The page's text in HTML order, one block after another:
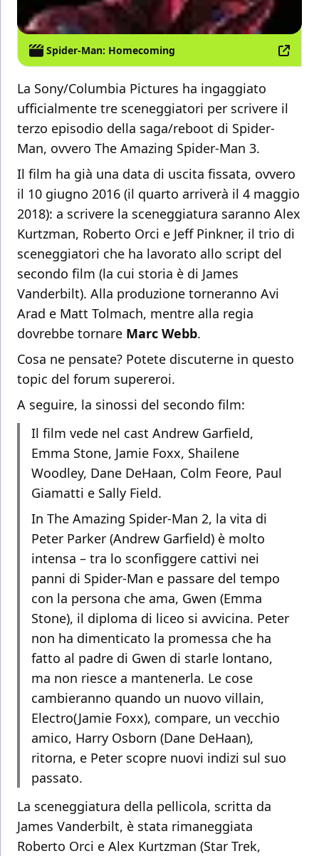
Spider-Man: Homecoming
La Sony/Columbia Pictures ha ingaggiato
ufficialmente tre sceneggiatori per scrivere il
terzo episodio della saga/reboot di Spider-
Man, ovvero The Amazing Spider-Man 3.
Il film ha già una data di uscita fissata, ovvero
il 10 giugno 2016 (il quarto arriverà il 4 maggio
2018): a scrivere la sceneggiatura saranno Alex
Kurtzman, Roberto Orci e Jeff Pinkner, il trio di
sceneggiatori che ha lavorato allo script del
secondo film (la cui storia è di James
Vanderbilt). Alla produzione torneranno Avi
Arad e Matt Tolmach, mentre alla regia
dovrebbe tornare Marc Webb.
Cosa ne pensate? Potete discuterne in questo
topic del forum supereroi.
A seguire, la sinossi del secondo film:
Il film vede nel cast Andrew Garfield,
Emma Stone, Jamie Foxx, Shailene
Woodley, Dane DeHaan, Colm Feore, Paul
Giamatti e Sally Field.
In The Amazing Spider-Man 2, la vita di
Peter Parker (Andrew Garfield) è molto
intensa – tra lo sconfiggere cattivi nei
panni di Spider-Man e passare del tempo
con la persona che ama, Gwen (Emma
Stone), il diploma di liceo si avvicina. Peter
non ha dimenticato la promessa che ha
fatto al padre di Gwen di starle lontano,
ma non riesce a mantenerla. Le cose
cambieranno quando un nuovo villain,
Electro(Jamie Foxx), compare, un vecchio
amico, Harry Osborn (Dane DeHaan),
ritorna, e Peter scopre nuovi indizi sul suo
passato.
La sceneggiatura della pellicola, scritta da
James Vanderbilt, è stata rimaneggiata
Roberto Orci e Alex Kurtzman (Star Trek,